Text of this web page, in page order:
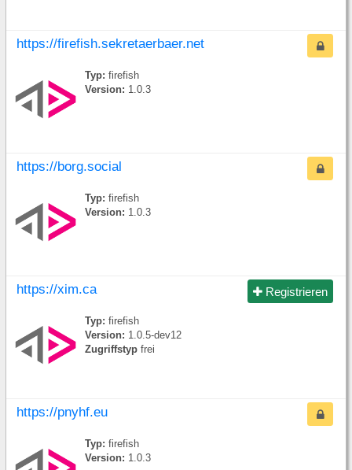
https://firefish.sekretaerbaer.net
Typ: firefish
Version: 1.0.3
https://borg.social
Typ: firefish
Version: 1.0.3
Registrieren
https://xim.ca
Typ: firefish
Version: 1.0.5-dev12
Zugriffstyp frei
https://pnyhf.eu
Typ: firefish
Version: 1.0.3